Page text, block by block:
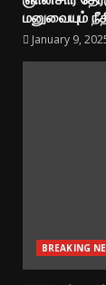
மனுவையும்
January 9,
BREAKING